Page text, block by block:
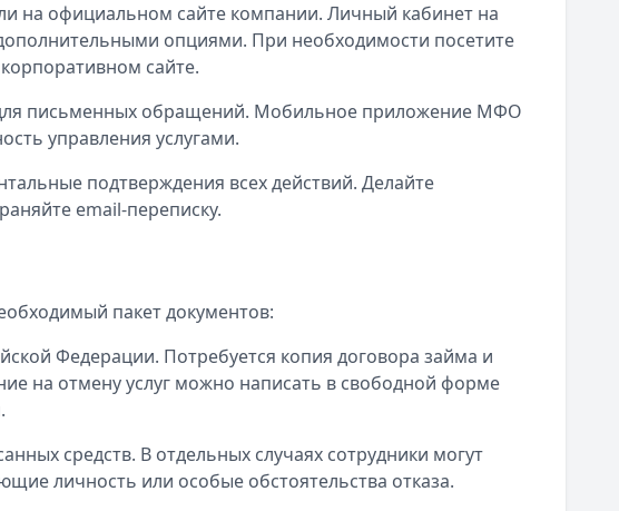
на официальном сайте компании. Личный кабинет на
опциями. При необходимости посетите
сайте.
письменных обращений. Мобильное приложение МФО
управления услугами.
подтверждения всех действий. Делайте
email-переписку.
пакет документов:
Федерации. Потребуется копия договора займа и
на отмену услуг можно написать в свободной форме
средств. В отдельных случаях сотрудники могут
личность или особые обстоятельства отказа.